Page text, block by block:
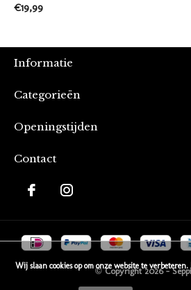
€19,99
Informatie
Categorieën
Openingstijden
Contact
© Copyright2026-
Wij slaan cookies op om onze website te verbeteren.